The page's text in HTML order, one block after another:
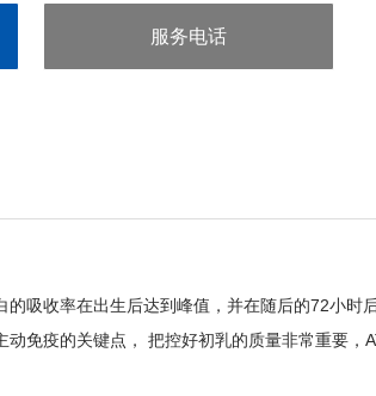
服务电话
的吸收率在出生后达到峰值，并在随后的72小时
免疫的关键点，
把控好初乳的质量非常重要，